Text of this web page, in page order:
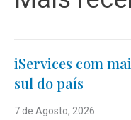
iServices com
sul do país
7 de Agosto, 2026